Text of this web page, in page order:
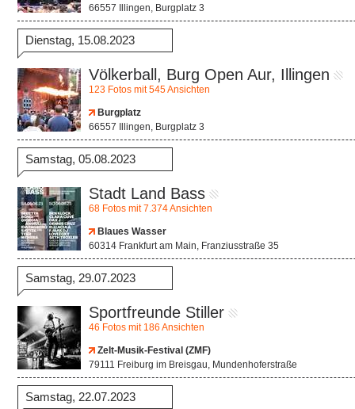
66557 Illingen, Burgplatz 3
Dienstag, 15.08.2023
Völkerball, Burg Open Aur, Illingen
123 Fotos mit 545 Ansichten
Burgplatz
66557 Illingen, Burgplatz 3
Samstag, 05.08.2023
Stadt Land Bass
68 Fotos mit 7.374 Ansichten
Blaues Wasser
60314 Frankfurt am Main, Franziusstraße 35
Samstag, 29.07.2023
Sportfreunde Stiller
46 Fotos mit 186 Ansichten
Zelt-Musik-Festival (ZMF)
79111 Freiburg im Breisgau, Mundenhoferstraße
Samstag, 22.07.2023